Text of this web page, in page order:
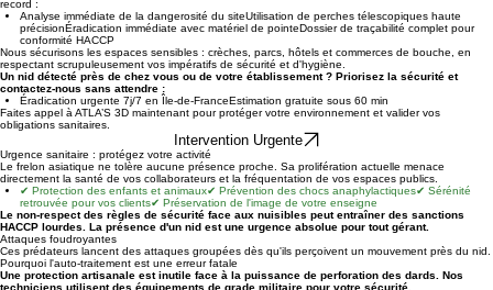
professionnels garantit une élimination totale et sécurisée.
Désinsectisation ATLA’S 3D : Expertise et réactivité
Nos équipes quadrillent l'Île-de-France 7j/7 pour supprimer vos nids de frelons en un temps
record :
Analyse immédiate de la dangerosité du siteUtilisation de perches télescopiques haute
précisionÉradication immédiate avec matériel de pointeDossier de traçabilité complet pour
conformité HACCP
Nous sécurisons les espaces sensibles : crèches, parcs, hôtels et commerces de bouche, en
respectant scrupuleusement vos impératifs de sécurité et d'hygiène.
Un nid détecté près de chez vous ou de votre établissement ? Priorisez la sécurité et
contactez-nous sans attendre :
Éradication urgente 7j/7 en Île-de-FranceEstimation gratuite sous 60 min
Faites appel à ATLA’S 3D maintenant pour protéger votre environnement et valider vos
obligations sanitaires.
Intervention Urgente
Urgence sanitaire : protégez votre activité
Le frelon asiatique ne tolère aucune présence proche. Sa prolifération actuelle menace
directement la santé de vos collaborateurs et la fréquentation de vos espaces publics.
✔ Protection des enfants et animaux✔ Prévention des chocs anaphylactiques✔ Sérénité
retrouvée pour vos clients✔ Préservation de l'image de votre enseigne
Le non-respect des règles de sécurité face aux nuisibles peut entraîner des sanctions
HACCP lourdes. La présence d'un nid est une urgence absolue pour tout gérant.
Attaques foudroyantes